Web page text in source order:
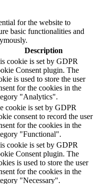
for the website to
basic functionalities and
Description
cookie is set by GDPR
Consent plugin. The
is used to store the user
for the cookies in the
"Analytics".
cookie is set by GDPR
consent to record the user
for the cookies in the
"Functional".
cookie is set by GDPR
Consent plugin. The
is used to store the user
for the cookies in the
"Necessary".